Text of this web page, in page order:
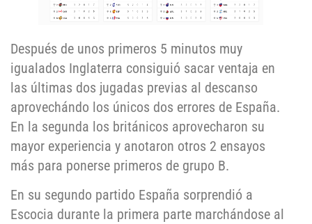
Después de unos primeros 5 minutos muy
igualados Inglaterra consiguió sacar ventaja en
las últimas dos jugadas previas al descanso
aprovechándo los únicos dos errores de España.
En la segunda los británicos aprovecharon su
mayor experiencia y anotaron otros 2 ensayos
más para ponerse primeros de grupo B.
En su segundo partido España sorprendió a
Escocia durante la primera parte marchándose al